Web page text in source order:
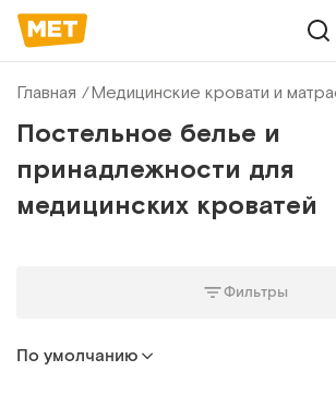
Главная Медицинские кровати и
Постельное белье и
принадлежности для
медицинских кроватей
Фильтры
По умолчанию